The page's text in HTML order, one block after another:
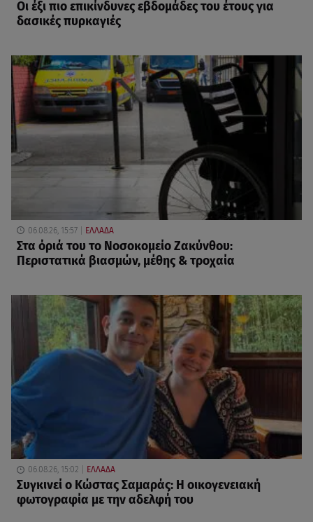
Οι έξι πιο επικίνδυνες εβδομάδες του έτους για
δασικές πυρκαγιές
06.08.26, 15:57 ΕΛΛΑΔΑ
Στα όριά του το Νοσοκομείο Ζακύνθου:
Περιστατικά βιασμών, μέθης & τροχαία
06.08.26, 15:02 ΕΛΛΑΔΑ
Συγκινεί ο Κώστας Σαμαράς: Η οικογενειακή
φωτογραφία με την αδελφή του